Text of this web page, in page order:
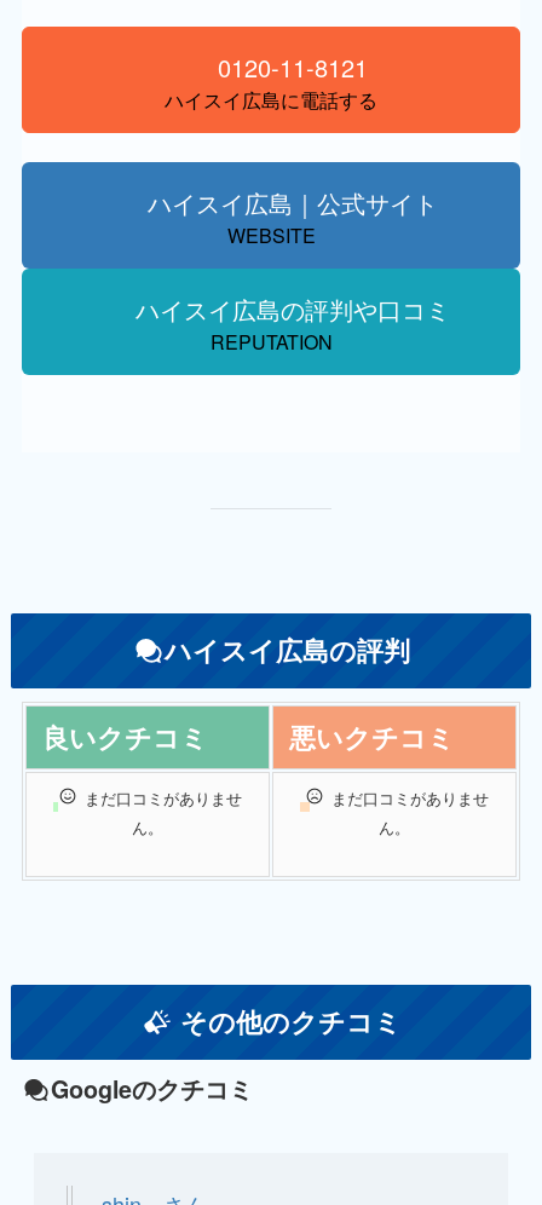
0120-11-8121
ハイスイ広島に電話する
ハイスイ広島｜公式サイト
WEBSITE
ハイスイ広島の評判や口コミ
REPUTATION
ハイスイ広島の評判
良いクチコミ 悪いクチコミ
まだ口コミがありませ
ん。
まだ口コミがありませ
ん。
その他のクチコミ
Googleのクチコミ